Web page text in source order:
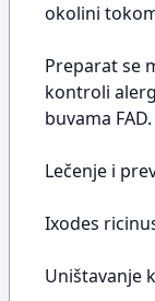
okolini
Preparat se
kontroli
buvama FAD.
Lečenje i
Ixodes
Uništavanje